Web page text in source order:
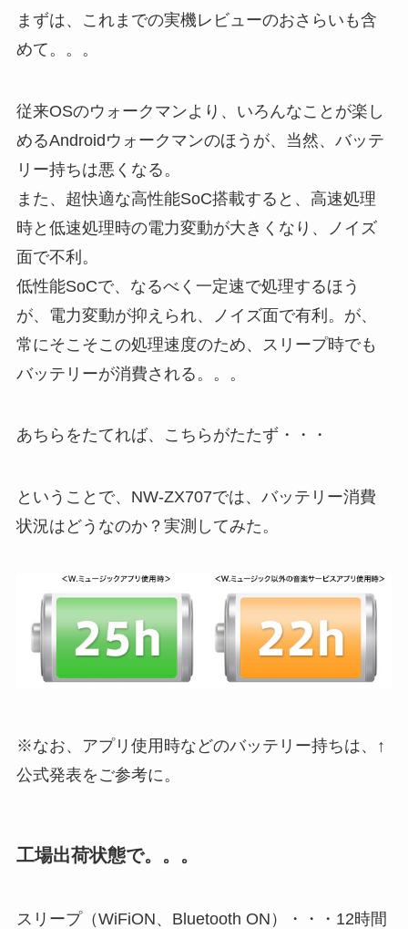
まずは、これまでの実機レビューのおさらいも含
めて。。。
従来OSのウォークマンより、いろんなことが楽し
めるAndroidウォークマンのほうが、当然、バッテ
リー持ちは悪くなる。
また、超快適な高性能SoC搭載すると、高速処理
時と低速処理時の電力変動が大きくなり、ノイズ
面で不利。
低性能SoCで、なるべく一定速で処理するほう
が、電力変動が抑えられ、ノイズ面で有利。が、
常にそこそこの処理速度のため、スリープ時でも
バッテリーが消費される。。。
あちらをたてれば、こちらがたたず・・・
ということで、NW-ZX707では、バッテリー消費
状況はどうなのか？実測してみた。
※なお、アプリ使用時などのバッテリー持ちは、↑
公式発表をご参考に。
工場出荷状態で。。。
スリープ（WiFiON、Bluetooth ON）・・・12時間